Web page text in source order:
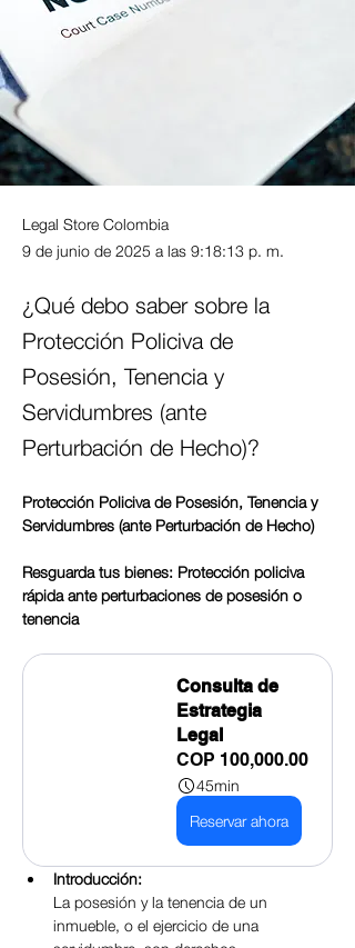
Legal Store Colombia
9 de junio de 2025 a las 9:18:13 p. m.
¿Qué debo saber sobre la
Protección Policiva de
Posesión, Tenencia y
Servidumbres (ante
Perturbación de Hecho)?
Protección Policiva de Posesión, Tenencia y
Servidumbres (ante Perturbación de Hecho)
Resguarda tus bienes: Protección policiva
rápida ante perturbaciones de posesión o
tenencia
Consulta de
Estrategia
Legal
COP 100,000.00
45min
Reservar ahora
Introducción:
La posesión y la tenencia de un
inmueble, o el ejercicio de una